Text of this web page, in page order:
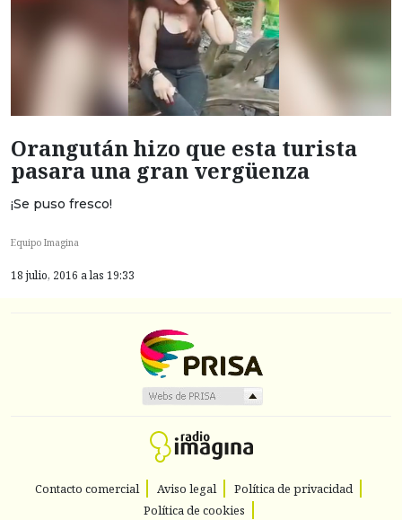
Orangután hizo que esta turista
pasara una gran vergüenza
¡Se puso fresco!
Equipo Imagina
18 julio, 2016 a las 19:33
Contacto comercial Aviso legal
Política de privacidad
Política de cookies